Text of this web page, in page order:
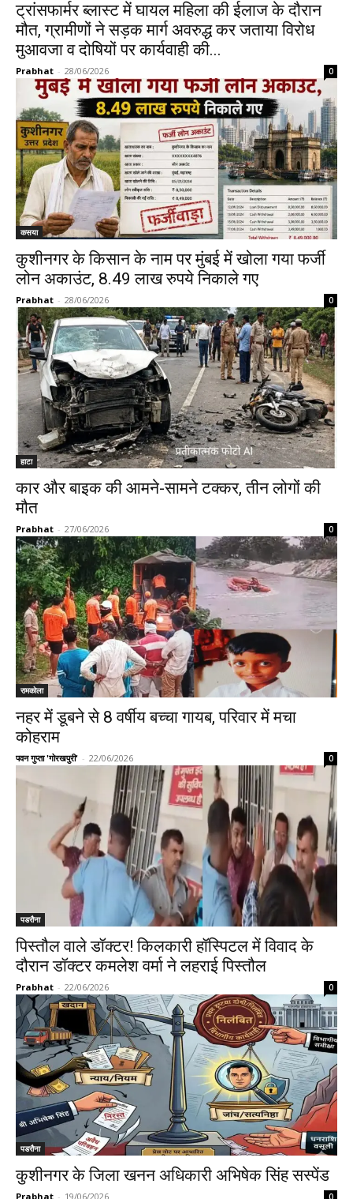
ट्रांसफार्मर ब्लास्ट में घायल महिला की ईलाज के दौरान
मौत, ग्रामीणों ने सड़क मार्ग अवरुद्ध कर जताया विरोध
मुआवजा व दोषियों पर कार्यवाही की...
Prabhat - 28/06/2026 0
कसया
कुशीनगर के किसान के नाम पर मुंबई में खोला गया फर्जी
लोन अकाउंट, 8.49 लाख रुपये निकाले गए
Prabhat - 28/06/2026 0
हाटा
कार और बाइक की आमने-सामने टक्कर, तीन लोगों की
मौत
Prabhat - 27/06/2026 0
रामकोला
नहर में डूबने से 8 वर्षीय बच्चा गायब, परिवार में मचा
कोहराम
पवन गुप्ता 'गोरखपुरी' - 22/06/2026 0
पडरौना
पिस्तौल वाले डॉक्टर! किलकारी हॉस्पिटल में विवाद के
दौरान डॉक्टर कमलेश वर्मा ने लहराई पिस्तौल
Prabhat - 22/06/2026 0
पडरौना
कुशीनगर के जिला खनन अधिकारी अभिषेक सिंह सस्पेंड
Prabhat - 19/06/2026 0